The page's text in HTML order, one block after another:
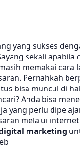
yang sukses
sekali apabila
memakai cara
Pernahkah
bisa muncul di
Anda bisa
yang perlu
melalui
marketing